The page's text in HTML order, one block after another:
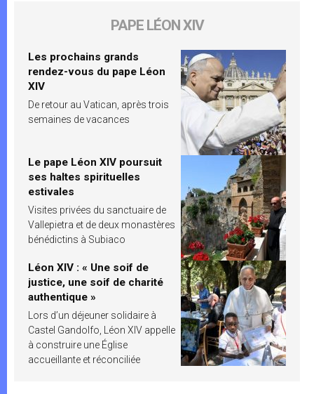
PAPE LÉON XIV
Les prochains grands
rendez-vous du pape Léon
XIV
De retour au Vatican, après trois
semaines de vacances
Le pape Léon XIV poursuit
ses haltes spirituelles
estivales
Visites privées du sanctuaire de
Vallepietra et de deux monastères
bénédictins à Subiaco
Léon XIV : « Une soif de
justice, une soif de charité
authentique »
Lors d’un déjeuner solidaire à
Castel Gandolfo, Léon XIV appelle
à construire une Église
accueillante et réconciliée